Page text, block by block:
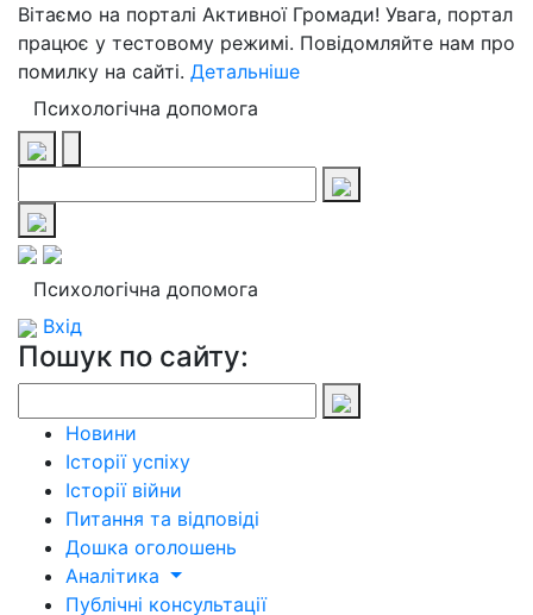
Вітаємо на порталі Активної Громади! Увага, портал
працює у тестовому режимі. Повідомляйте нам про
помилку на сайті. Детальніше
Психологічна допомога
Психологічна допомога
Вхід
Пошук по сайту:
Новини
Історії успіху
Історії війни
Питання та відповіді
Дошка оголошень
Аналітика
Публічні консультації